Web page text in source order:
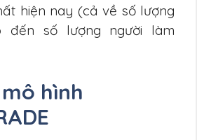
hiện nay (cả về số lượng
đến số lượng người làm
hình